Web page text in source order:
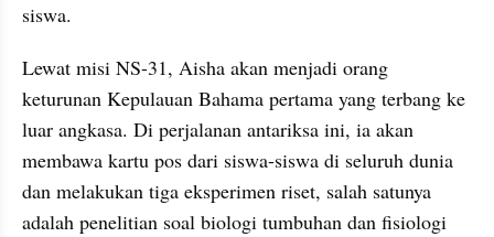
siswa.
Lewat misi NS-31, Aisha akan menjadi orang
keturunan Kepulauan Bahama pertama yang terbang ke
luar angkasa. Di perjalanan antariksa ini, ia akan
membawa kartu pos dari siswa-siswa di seluruh dunia
dan melakukan tiga eksperimen riset, salah satunya
adalah penelitian soal biologi tumbuhan dan fisiologi